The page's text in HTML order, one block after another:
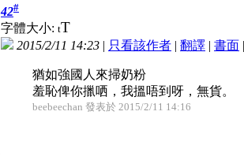
42#
字體大小: tT
2015/2/11 14:23 | 只看該作者 | 翻譯 | 書面
猶如強國人來掃奶粉
羞恥俾你擸哂，我搵唔到呀，無貨。
beebeechan 發表於 2015/2/11 14:16